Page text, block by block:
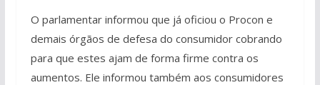
O parlamentar informou que já oficiou o Procon e
demais órgãos de defesa do consumidor cobrando
para que estes ajam de forma firme contra os
aumentos. Ele informou também aos consumidores